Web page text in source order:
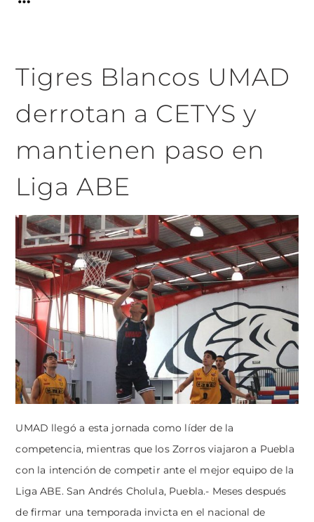
Tigres Blancos UMAD
derrotan a CETYS y
mantienen paso en
Liga ABE
UMAD llegó a esta jornada como líder de la
competencia, mientras que los Zorros viajaron a Puebla
con la intención de competir ante el mejor equipo de la
Liga ABE. San Andrés Cholula, Puebla.- Meses después
de firmar una temporada invicta en el nacional de